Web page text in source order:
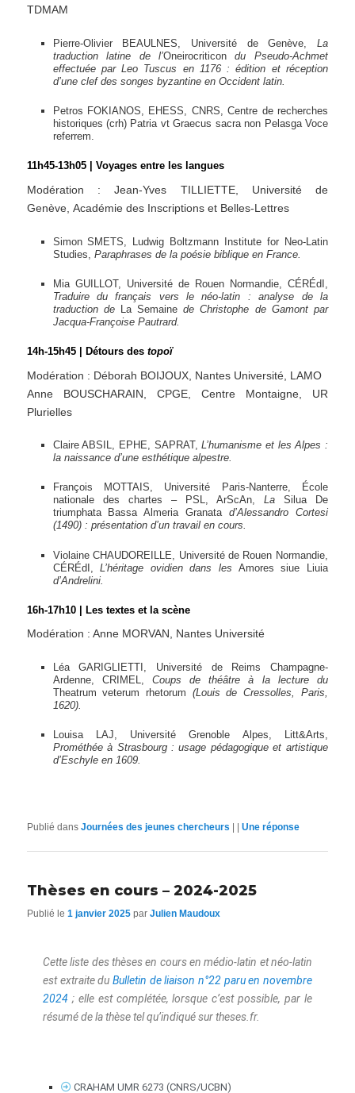
TDMAM
Pierre-Olivier BEAULNES, Université de Genève, La
traduction latine de l’Oneirocriticondu Pseudo-Achmet
effectuée par Leo Tuscus en 1176 : édition et réception
d’une clef des songes byzantine en Occident latin.
Petros FOKIANOS, EHESS, CNRS, Centre de recherches
historiques (crh) Patria vt Graecus sacra non Pelasga Voce
referrem.
11h45-13h05 | Voyages entre les langues
Modération : Jean-Yves TILLIETTE, Université de
Genève, Académie des Inscriptions et Belles-Lettres
Simon SMETS, Ludwig Boltzmann Institute for Neo-Latin
Studies, Paraphrases de la poésie biblique en France.
Mia GUILLOT, Université de Rouen Normandie, CÉRÉdI,
Traduire du français vers le néo-latin : analyse de la
traduction de
La Semainede Christophe de Gamont par
Jacqua-Françoise Pautrard.
14h-15h45 | Détours destopoï
Modération : Déborah BOIJOUX, Nantes Université, LAMO
Anne BOUSCHARAIN, CPGE, Centre Montaigne, UR
Plurielles
Claire ABSIL, EPHE, SAPRAT,L’humanisme et les Alpes :
la naissance d’une esthétique alpestre.
François MOTTAIS, Université Paris-Nanterre, École
nationale des chartes – PSL, ArScAn, La Silua De
triumphata Bassa Almeria Granatad’Alessandro Cortesi
(1490) : présentation d’un travail en cours.
Violaine CHAUDOREILLE, Université de Rouen Normandie,
CÉRÉdI,L’héritage ovidien dans les Amores siue Liuia
d’Andrelini.
16h-17h10 | Les textes et la scène
Modération : Anne MORVAN, Nantes Université
Léa GARIGLIETTI, Université de Reims Champagne-
Ardenne, CRIMEL, Coups de théâtre à la lecture du
Theatrum veterum rhetorum (Louis de Cressolles, Paris,
1620).
Louisa LAJ, Université Grenoble Alpes, Litt&Arts,
Prométhée à Strasbourg : usage pédagogique et artistique
d’Eschyle en 1609.
Publié dans Journées des jeunes chercheurs |Une réponse
Thèses en cours – 2024-2025
Publié le1 janvier 2025 parJulien Maudoux
Cette liste des thèses en cours en médio-latin et néo-latin
est extraite duBulletin de liaison n°22 paru en novembre
2024 ; elle est complétée, lorsque c’est possible, par le
résumé de la thèse tel qu’indiqué sur theses.fr.
CRAHAM UMR 6273 (CNRS/UCBN)